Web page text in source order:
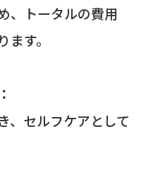
、トータルの費用
す。
、セルフケアとして